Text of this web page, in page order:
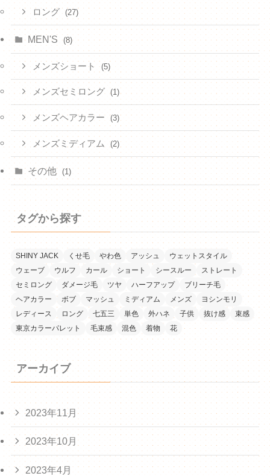
ロング (27)
MEN'S (8)
メンズショート (5)
メンズセミロング (1)
メンズヘアカラー (3)
メンズミディアム (2)
その他 (1)
タグから探す
SHINY JACK くせ毛 やわ色 アッシュ
ウェットスタイル
ウェーブ
ウルフ カール ショート シースルー
ストレート
セミロング
ダメージ毛 ツヤ ハーフアップ
ブリーチ毛
ヘアカラー
ボブ マッシュ ミディアム メンズ
ヨシンモリ
レディース
ロング 七五三 単色 外ハネ 子供 抜け感
束感
東京カラーパレット
毛束感 混色 着物 花
アーカイブ
2023年11月
2023年10月
2023年4月